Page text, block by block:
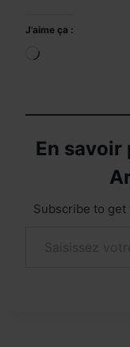
J’aime ça :
Chargement…
En savoir
Subscribe to